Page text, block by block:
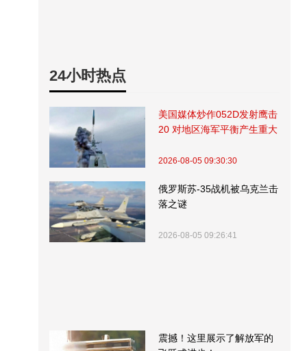
24小时热点
美国媒体炒作052D发射鹰击
20 对地区海军平衡产生重大
2026-08-05 09:30:30
俄罗斯苏-35战机被乌克兰击
落之谜
2026-08-05 09:26:41
震撼！这里展示了解放军的